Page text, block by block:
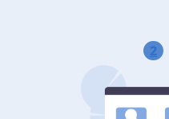
2